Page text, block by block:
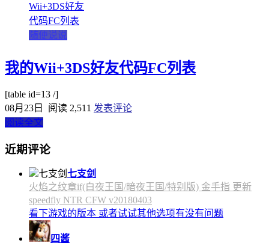
随便说说
我的Wii+3DS好友代码FC列表
[table id=13 /]
08月23日
阅读 2,511 发表评论
阅读全文
近期评论
七支剑
火焰之纹章if(白夜王国/暗夜王国/特别版) 金手指 更新
speedfly NTR CFW v20180403
看下游戏的版本 或者试试其他选项有没有问题
四酱